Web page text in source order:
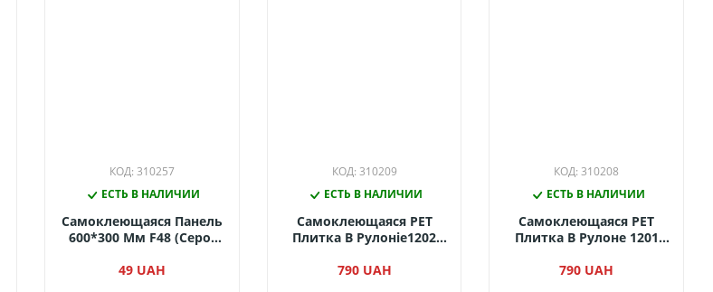
КОД: 310257
ЕСТЬ В НАЛИЧИИ
Самоклеющаяся Панель
600*300 Мм F48 (серо-
49 UAH
КОД: 310209
ЕСТЬ В НАЛИЧИИ
Самоклеющаяся PET
Плитка В Рулоніе1202
2800*600 Мм
790 UAH
КОД: 310208
ЕСТЬ В НАЛИЧИИ
Самоклеющаяся PET
Плитка В Рулоне 1201
2800*600 Мм
790 UAH